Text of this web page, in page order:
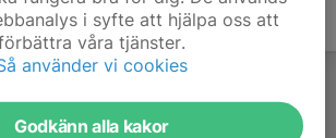
i syfte att hjälpa oss att
våra tjänster.
använder vi cookies
Godkänn alla kakor